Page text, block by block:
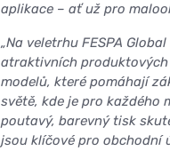
aplikace – ať už pro
„Na veletrhu FESPA
atraktivních
modelů, které pomáhají
světě, kde je pro
poutavý, barevný tisk
jsou klíčové pro obchodní